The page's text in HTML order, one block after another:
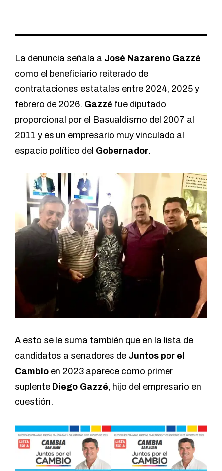
La denuncia señala a José Nazareno Gazzé
como el beneficiario reiterado de
contrataciones estatales entre 2024, 2025 y
febrero de 2026. Gazzé fue diputado
proporcional por el Basualdismo del 2007 al
2011 y es un empresario muy vinculado al
espacio político del Gobernador.
A esto se le suma también que en la lista de
candidatos a senadores de Juntos por el
Cambio en 2023 aparece como primer
suplente Diego Gazzé, hijo del empresario en
cuestión.